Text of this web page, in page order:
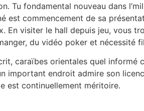
Tu fondamental nouveau dans
est commencement de sa
En visiter le hall depuis jeu, vous
du vidéo poker et nécessité
caraïbes orientales quel
important endroit admire son
est continuellement méritoire.